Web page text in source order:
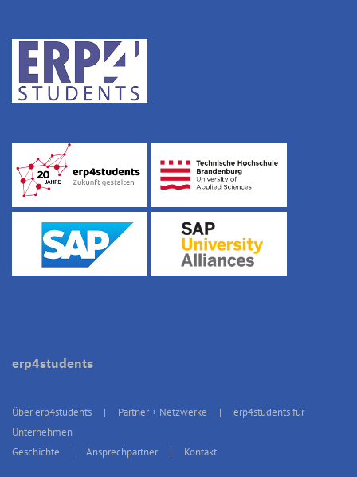
erp4students
Über erp4students Partner + Netzwerke
erp4students für
Unternehmen
Geschichte
Ansprechpartner Kontakt